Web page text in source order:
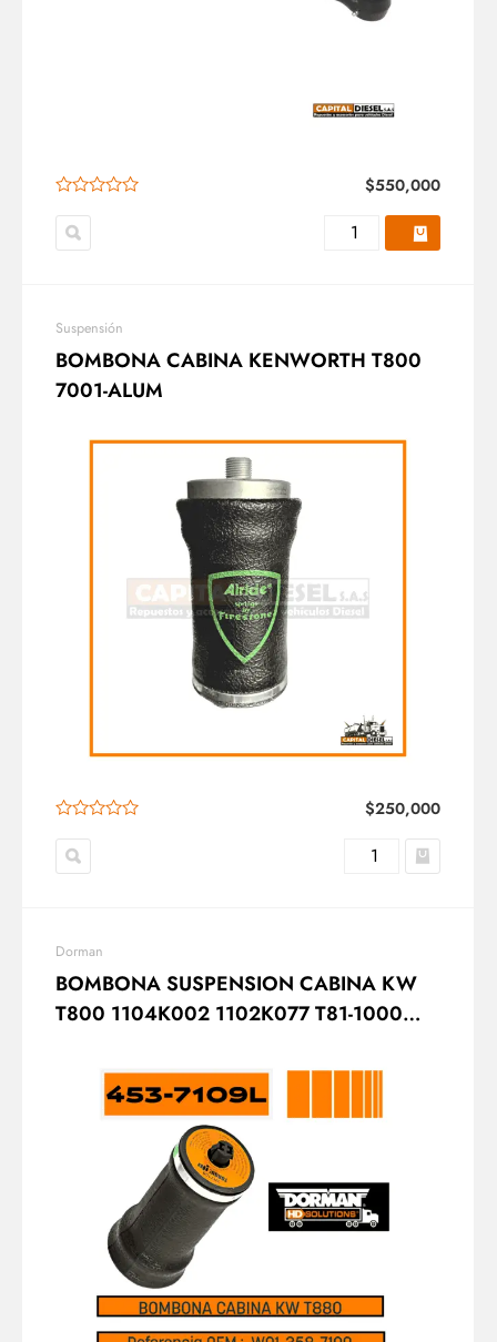
$550,000
Suspensión
BOMBONA CABINA KENWORTH T800
7001-ALUM
$250,000
Dorman
BOMBONA SUSPENSION CABINA KW
T800 1104K002 1102K077 T81-1000